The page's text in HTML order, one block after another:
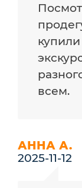
всем.
АННА А.
2025-11-12